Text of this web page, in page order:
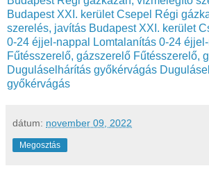
Budapest XXI. kerület Csepel Régi
szerelés, javítás Budapest XXI. kerület
0-24 éjjel-nappal
Lomtalanítás 0-24 éjjel-
Fűtésszerelő, gázszerelő Fűtésszerelő,
Duguláselhárítás győkérvágás
győkérvágás
dátum: november 09, 2022
Megosztás